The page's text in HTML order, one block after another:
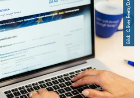
Oliver Reetz/DAAD